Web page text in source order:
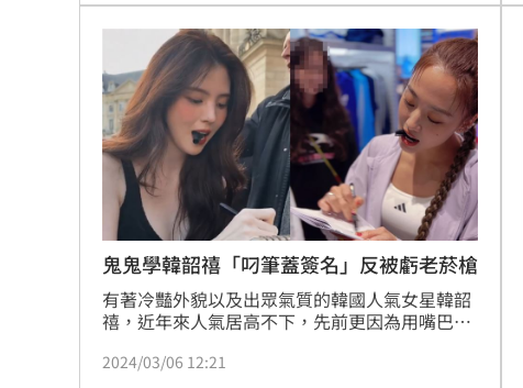
鬼鬼學韓韶禧「叼筆蓋簽名」反被虧老菸槍
有著冷豔外貌以及出眾氣質的韓國人氣女星韓韶
禧，近年來人氣居高不下，先前更因為用嘴巴叼
地都出現「叼筆蓋」的模仿潮，近日女星「鬼
2024/03/06 12:21